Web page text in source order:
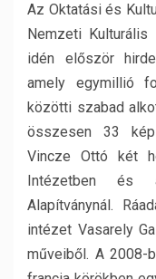
Az Oktatási és
Nemzeti Kulturális
idén először
amely egymillió
közötti szabad
összesen 33
Vincze Ottó két
Intézetben és
Alapítványnál.
intézet Vasarely
műveiből. A 2008-